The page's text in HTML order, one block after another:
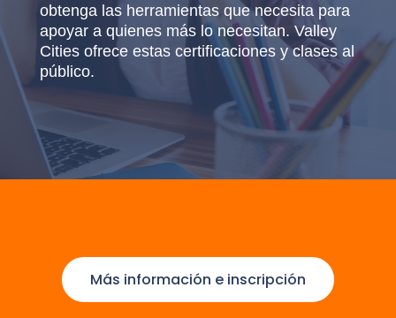
obtenga las herramientas que necesita para
apoyar a quienes más lo necesitan. Valley
Cities ofrece estas certificaciones y clases al
público.
Más información e inscripción